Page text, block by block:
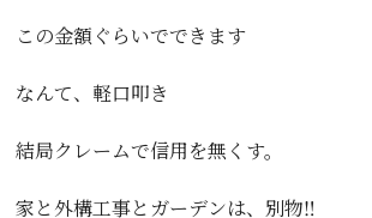
この金額ぐらいでできます
なんて、軽口叩き
結局クレームで信用を無くす。
家と外構工事とガーデンは、別物‼️